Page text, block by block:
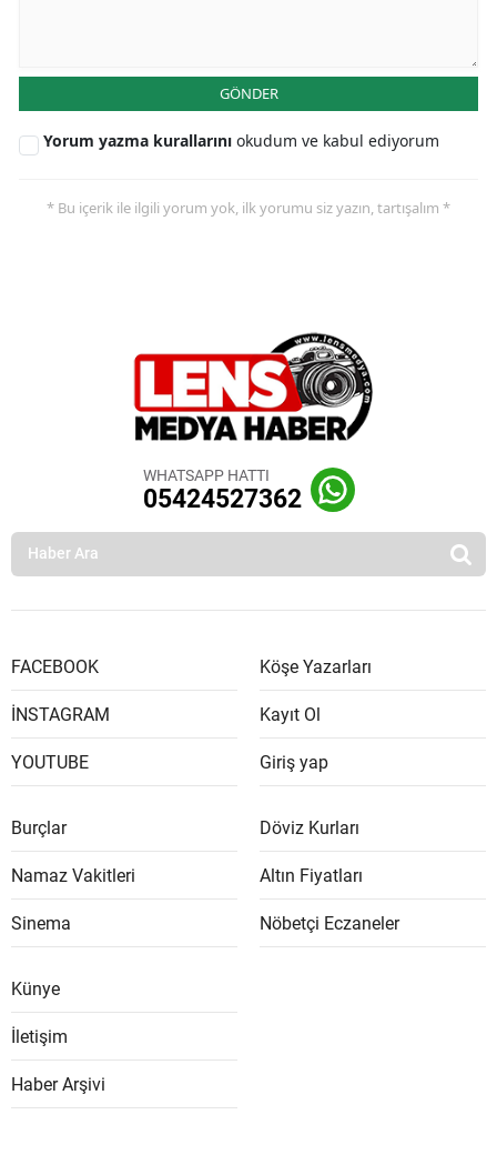
GÖNDER
Yorum yazma kurallarını okudum ve kabul ediyorum
* Bu içerik ile ilgili yorum yok, ilk yorumu siz yazın, tartışalım *
WHATSAPP HATTI
05424527362
FACEBOOK
İNSTAGRAM
YOUTUBE
Köşe Yazarları
Kayıt Ol
Giriş yap
Burçlar
Namaz Vakitleri
Sinema
Döviz Kurları
Altın Fiyatları
Nöbetçi Eczaneler
Künye
İletişim
Haber Arşivi